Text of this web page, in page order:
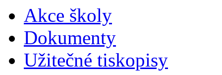
Akce školy
Dokumenty
Užitečné tiskopisy